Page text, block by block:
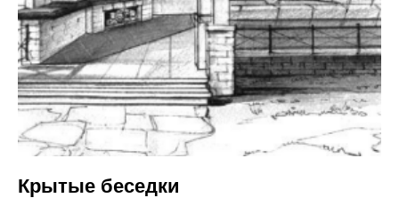
Крытые беседки